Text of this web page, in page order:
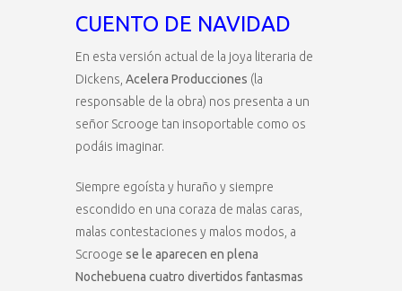
CUENTO DE NAVIDAD
En esta versión actual de la joya literaria de
Dickens, Acelera Producciones (la
responsable de la obra) nos presenta a un
señor Scrooge tan insoportable como os
podáis imaginar.
Siempre egoísta y huraño y siempre
escondido en una coraza de malas caras,
malas contestaciones y malos modos, a
Scrooge se le aparecen en plena
Nochebuena cuatro divertidos fantasmas